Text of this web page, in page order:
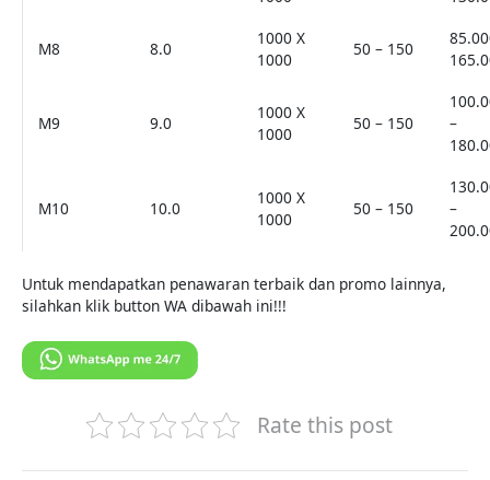
M8 8.0
1000 X
1000
50 – 150
M9 9.0
1000 X
1000
50 – 150
–
M10 10.0
1000 X
1000
50 – 150
–
Untuk mendapatkan penawaran terbaik dan promo lainnya,
silahkan klik button WA dibawah ini!!!
Rate this post